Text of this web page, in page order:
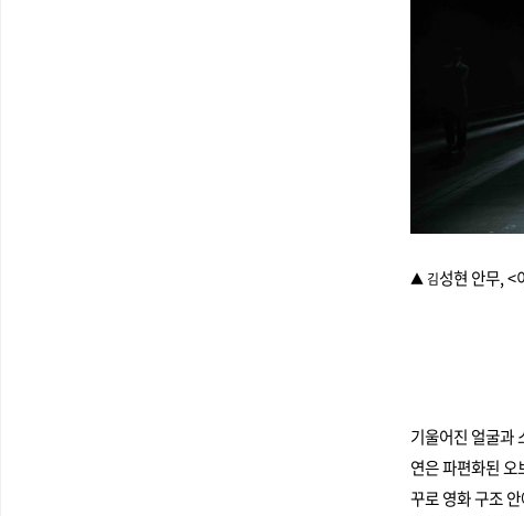
▲ 김성현 안무, <
기울어진 얼굴과
연은 파편화된
꾸로 영화 구조